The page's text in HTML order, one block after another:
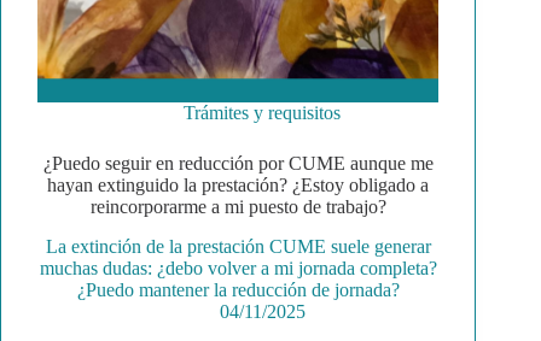
Trámites y requisitos
¿Puedo seguir en reducción por CUME aunque me
hayan extinguido la prestación? ¿Estoy obligado a
reincorporarme a mi puesto de trabajo?
La extinción de la prestación CUME suele generar
muchas dudas: ¿debo volver a mi jornada completa?
¿Puedo mantener la reducción de jornada?
04/11/2025